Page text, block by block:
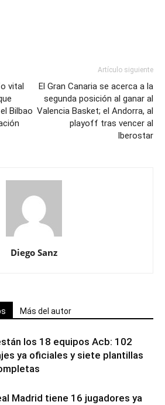
vital
Bilbao
Artículo siguiente
El Gran Canaria se acerca a la
segunda posición al ganar al
Valencia Basket; el Andorra, al
playoff tras vencer al
Iberostar
Diego Sanz
Más del autor
los 18 equipos Acb: 102
ya oficiales y siete plantillas
Madrid tiene 16 jugadores ya